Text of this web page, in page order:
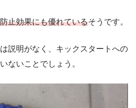
止効果にも優れているそうです。
説明がなく、キックスタートへの
ないことでしょう。